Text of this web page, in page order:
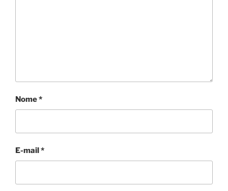
Nome*
E-mail*